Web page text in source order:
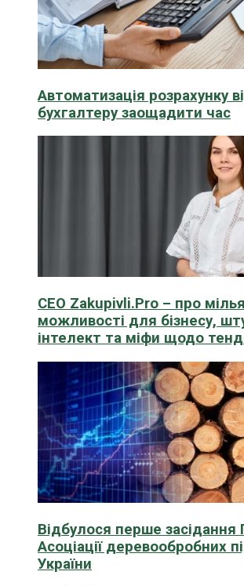
Автоматизація розрахунку
бухгалтеру заощадити час
CEO Zakupivli.Pro – про
можливості для бізнесу,
інтелект та міфи щодо
Відбулося перше засідання
Асоціації деревообробних
України